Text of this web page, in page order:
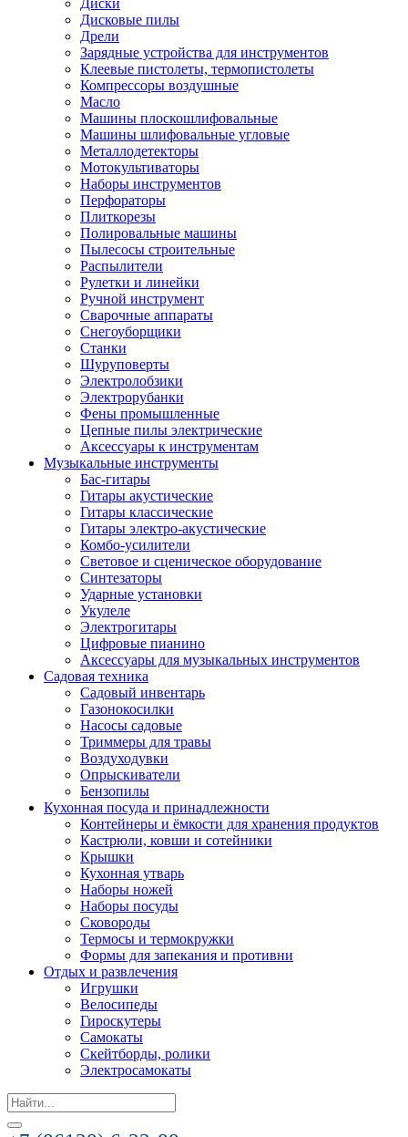
Диски
Дисковые пилы
Дрели
Зарядные устройства для инструментов
Клеевые пистолеты, термопистолеты
Компрессоры воздушные
Масло
Машины плоскошлифовальные
Машины шлифовальные угловые
Металлодетекторы
Мотокультиваторы
Наборы инструментов
Перфораторы
Плиткорезы
Полировальные машины
Пылесосы строительные
Распылители
Рулетки и линейки
Ручной инструмент
Сварочные аппараты
Снегоуборщики
Станки
Шуруповерты
Электролобзики
Электрорубанки
Фены промышленные
Цепные пилы электрические
Аксессуары к инструментам
Музыкальные инструменты
Бас-гитары
Гитары акустические
Гитары классические
Гитары электро-акустические
Комбо-усилители
Световое и сценическое оборудование
Синтезаторы
Ударные установки
Укулеле
Электрогитары
Цифровые пианино
Аксессуары для музыкальных инструментов
Садовая техника
Садовый инвентарь
Газонокосилки
Насосы садовые
Триммеры для травы
Воздуходувки
Опрыскиватели
Бензопилы
Кухонная посуда и принадлежности
Контейнеры и ёмкости для хранения продуктов
Кастрюли, ковши и сотейники
Крышки
Кухонная утварь
Наборы ножей
Наборы посуды
Сковороды
Термосы и термокружки
Формы для запекания и противни
Отдых и развлечения
Игрушки
Велосипеды
Гироскутеры
Самокаты
Скейтборды, ролики
Электросамокаты
Search
for: